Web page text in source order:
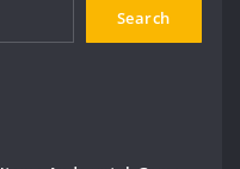
Search